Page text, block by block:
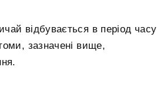
відбувається в період часу
зазначені вище,